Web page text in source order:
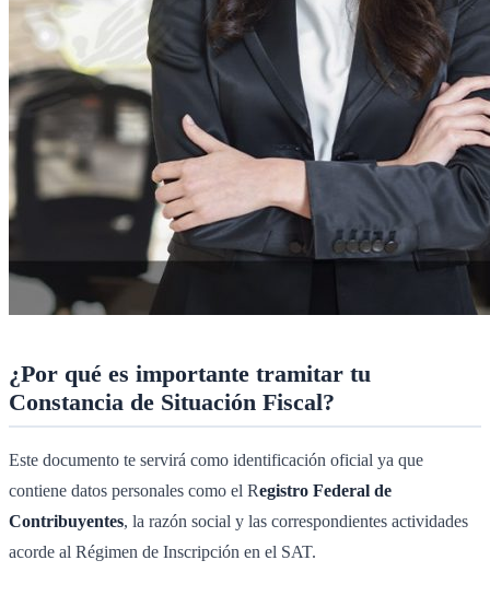
¿Por qué es importante tramitar tu
Constancia de Situación Fiscal?
Este documento te servirá como identificación oficial ya que
contiene datos personales como el Registro Federal de
Contribuyentes, la razón social y las correspondientes actividades
acorde al Régimen de Inscripción en el SAT.